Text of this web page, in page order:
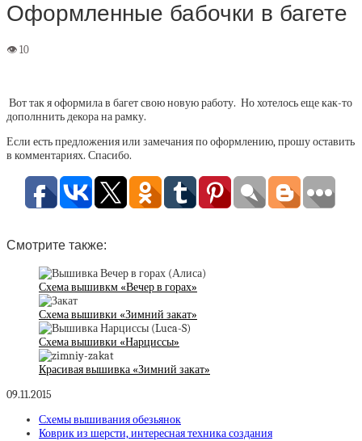
Оформленные бабочки в багете
Вот так я оформила в багет свою новую работу. Но хотелось еще как-то
дополннить декора на рамку.
Если есть предложения или замечания по оформлению, прошу оставить
в комментариях. Спасибо.
Смотрите также:
Схема вышивкм «Вечер в горах»
Схема вышивки «Зимний закат»
Схема вышивки «Нарциссы»
Красивая вышивка «Зимний закат»
09.11.2015
Схемы вышивания обезьянок
Коврик из шерсти, интересная техника создания